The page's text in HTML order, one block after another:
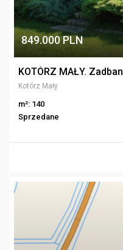
849.000 PLN
Kotórz Mały
m²: 140
Sprzedane